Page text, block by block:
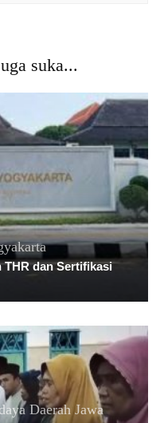
suka...
THR dan Sertifikasi
Daerah Jawa